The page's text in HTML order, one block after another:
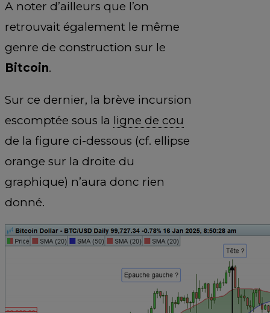
A noter d’ailleurs que l’on
retrouvait également le même
genre de construction sur le
Bitcoin.
Sur ce dernier, la brève incursion
escomptée sous la ligne de cou
de la figure ci-dessous (cf. ellipse
orange sur la droite du
graphique) n’aura donc rien
donné.